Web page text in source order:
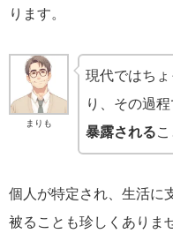
ります。
まりも
現代ではち
り、その過
暴露されるこ
個人が特定され、生活に
被ることも珍しくありま